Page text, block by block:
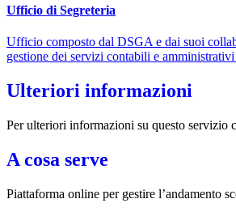
Ufficio di Segreteria
Ufficio composto dal DSGA e dai suoi
gestione dei servizi contabili e
Ulteriori informazioni
Per ulteriori informazioni su questo servizio
A cosa serve
Piattaforma online per gestire l’andamento